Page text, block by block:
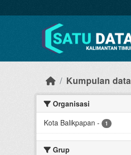
Kumpulan data
Organisasi
Kota Balikpapan - 1
Grup